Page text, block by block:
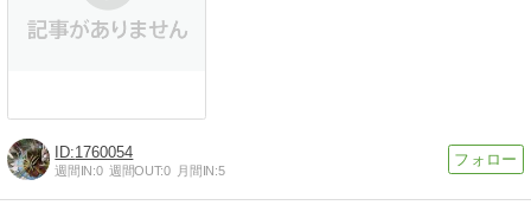
1760054
週間IN:0 週間OUT:0 月間IN:5